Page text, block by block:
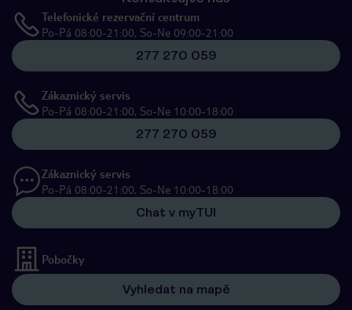
Telefonické rezervační centrum
Po-Pá 08:00-21:00, So-Ne 09:00-21:00
277 270 059
Zákaznický servis
Po-Pá 08:00-21:00, So-Ne 10:00-18:00
277 270 059
Zákaznický servis
Po-Pá 08:00-21:00, So-Ne 10:00-18:00
Chat v myTUI
Pobočky
Vyhledat na mapě